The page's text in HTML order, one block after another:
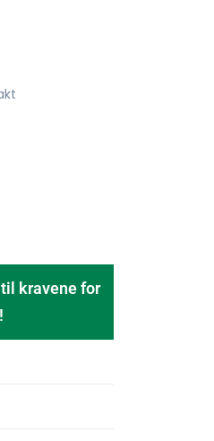
kravene for